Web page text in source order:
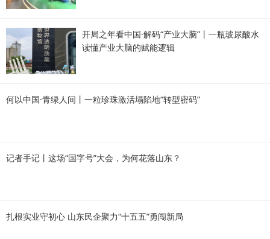
开局之年看中国·解码“产业大脑”丨一瓶玻尿酸水
读懂产业大脑的赋能逻辑
何以中国·青绿人间丨一粒珍珠激活塌陷地“转型密码”
记者手记丨这场“国字号”大会，为何花落山东？
扎根实业守初心 山东民企聚力“十五五”勇闯新局